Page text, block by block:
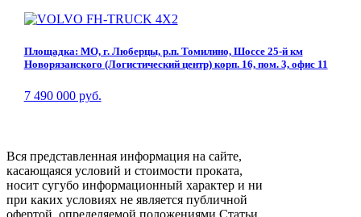
Площадка: МО, г. Люберцы, р.п. Томилино, Шоссе 25-й км
Новорязанского (Логистический центр) корп. 16, пом. 3, офис 11
7 490 000 руб.
Вся представленная информация на сайте,
касающаяся условий и стоимости проката,
носит сугубо информационный характер и ни
при каких условиях не является публичной
офертой, определяемой положениями Статьи